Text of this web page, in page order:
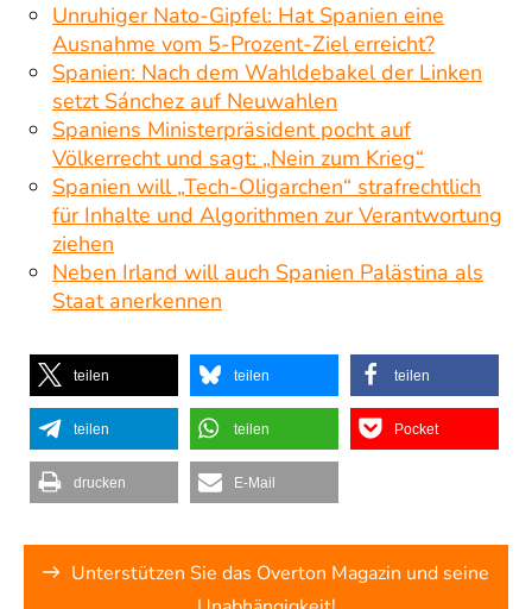
Unruhiger Nato-Gipfel: Hat Spanien eine
Ausnahme vom 5-Prozent-Ziel erreicht?
Spanien: Nach dem Wahldebakel der Linken
setzt Sánchez auf Neuwahlen
Spaniens Ministerpräsident pocht auf
Völkerrecht und sagt: „Nein zum Krieg“
Spanien will „Tech-Oligarchen“ strafrechtlich
für Inhalte und Algorithmen zur Verantwortung
ziehen
Neben Irland will auch Spanien Palästina als
Staat anerkennen
teilen teilen teilen
teilen teilen Pocket
drucken E-Mail
Unterstützen Sie das Overton Magazin und seine